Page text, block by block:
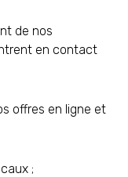
de nos
en contact
offres en ligne et
;